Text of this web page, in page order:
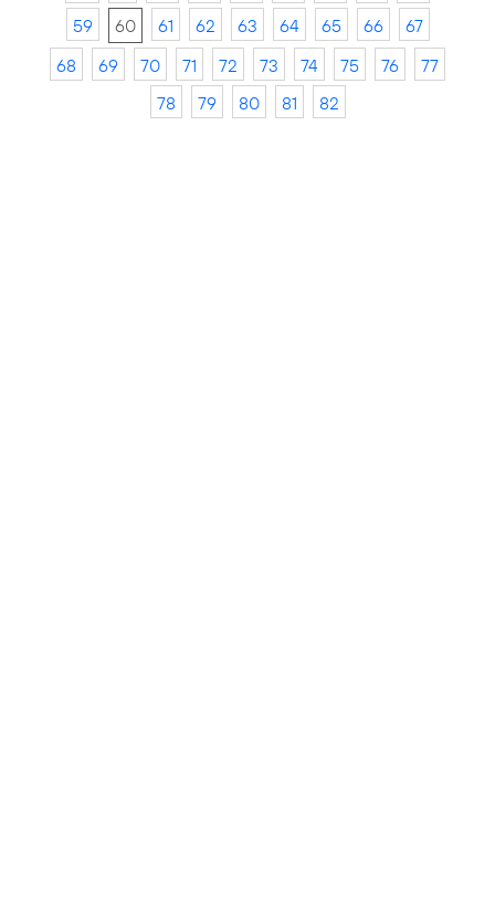
59
60 61 62 63 64 65 66
67
68
69 70 71 72 73 74 75 76
77
78
79 80 81 82